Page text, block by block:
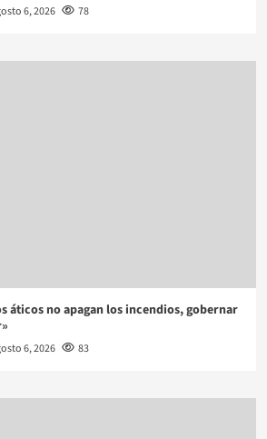
6, 2026 78
áticos no apagan los incendios, gobernar
6, 2026 83